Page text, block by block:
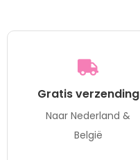
Gratis verzending
Naar Nederland &
België